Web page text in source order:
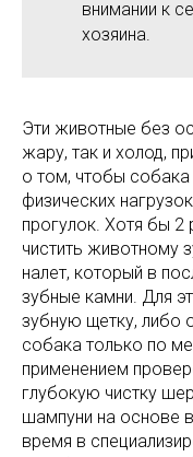
внимании к
хозяина.
Эти животные без
жару, так и холод,
о том, чтобы собака
физических
прогулок. Хотя бы
чистить животному
налет, который в
зубные камни. Для
зубную щетку, либо
собака только по
применением
глубокую чистку
шампуни на основе
время в